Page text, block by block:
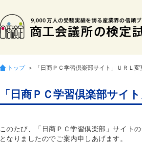
トップ ＞ 「日商ＰＣ学習倶楽部サイト」ＵＲＬ変
「日商ＰＣ学習倶楽部サイ
このたび、「日商ＰＣ学習倶楽部」サイト
となりましたのでご案内申しあげます。